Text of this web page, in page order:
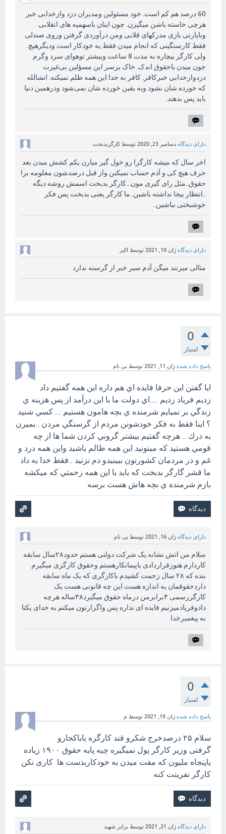
60 درصد هم کم است. خود مسئولین ومدیران دزد وازخدابی خبر
هرچی خاسته باشن میگیرن. چون اینان باسهمیه های انقلابی
وباپارتی بازی مدرکهای قلابی ومن درآوردی گرفتن وروی صندلی
فقط کارسنگینی که انجام میدن فقط یه خودکار است ودیگرهیچ.
ولی کارگر بیچاره به مدت 8 ساعت وبیشتر توهوای سرد وگرم
جون میدن باحقوق اندک. خاک برسر این مسؤلین بی‌غیرت
دزدوازخدابی خبرکافر. کافر به خدا این همه ظلم نمیکنه. انشالله
که خورده شان نشود وبه یقین خورده شان نمی‌شود ودرهمین دنیا
باید پس بدهند.
دارای دیدگاه دسامبر 23, 2020 توسطکارگربدبخت
اخر سال که میشه کارگرا رو خول گیر میارن یکم کشش میدن بعد
حرف هیچ کی و آدم حساب نمیکنن واز قبل درصدشون معلومه برا
حقوق..مثل رای گیری مون...کارگر بدبخت اسمش روشه دیگه
..انتظار بیجا نداشته باشین..ما کارگر یعنی بدبخت پس فکر
خوشبختی نباشین..
دارای دیدگاه ژان 10, 2021 توسط اکبر
مثالی میزنند میگن آدم سیر خبر از گرسنه ندارد
0
امتیاز
پاسخ داده شده ژان 11, 2021 توسط بی نام
ايا گفتن اين حرفا فايده اي هم داره اين همه گفتيم داد
زديم فرياد زديم ....اي دولت ما با اين درآمد از پس هزينه ي
زندگي بر نميايم شرمنده ي بچه هامون هستيم ... كسي شنيد
؟ اينا فقط به فكر خودشونن مردم از گرسنگي مردن ..بميرن
به درك .. هرچه گفتيم بيشتر گروني كردن شما ها از چه
قومي هستيد كه ميتونيد اين همه ظالم باشيد واين همه درد و
غم و در مردمان كشورتون ببينيدو دم نزنيد ..فقط خدا به داد
ما قشر گارگر بدبخت كه بايد با اين همه زحمتي كه ميكشه
بازم شرمنده ي بچه هاش هست برسه
دارای دیدگاه ژان 16, 2021 توسط بی نام
سلام من اتش نشانه یک شرکت دولتی هستم حدود۲۸سال سابقه
کاردارم هنوزقراردادی باپیمانکارهستم وحقوق کارگری میگیرم
بنده که ۲۸ سال زحمت کشیدم باکارگری که یک ماه سابقه
داردحقوقمان یه اندازه هست این چه قانونی هست یک
کارگررسمی ۴برابرمن درماه حقوق میگیرد۳۸ساله هرچه
دادوفریادمیزنیم فایده ای نداره پس واگزارتون میکنم به خدای یکتا
به پیغمبرخدا
0
امتیاز
پاسخ داده شده ژان 19, 2021 توسط م
سلام ۲۵ درصدخرج شکرو قند کارگره باباکجارو
گرفتی وزیر کارگر پول نمیگیره چیه پایه حقوق ۱۹۰۰ زیاده
یاپنجاه ملیون که مفت میدن به خودکاربدست ها کاری نکن
کارگر نفرینت کنه
دارای دیدگاه ژان 21, 2021 توسط برادر شهید